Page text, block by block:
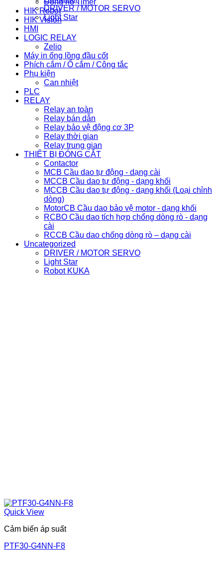
DRIVER / MOTOR SERVO
Light Star
HIK Robot
HIK Vision
HMI
LOGIC RELAY
Zelio
Máy in ống lồng đầu cốt
Phích cắm / Ổ cắm / Công tắc
Phụ kiện
Can nhiệt
PLC
RELAY
Relay an toàn
Relay bán dẫn
Relay bảo vệ động cơ 3P
Relay thời gian
Relay trung gian
THIẾT BỊ ĐÓNG CẮT
Contactor
MCB Cầu dao tự động - dạng cài
MCCB Cầu dao tự động - dạng khối
MCCB Cầu dao tự động - dạng khối (Loại chỉnh
dòng)
MotorCB Cầu dao bảo vệ motor - dạng khối
RCBO Cầu dao tích hợp chống dòng rò - dạng
cài
RCCB Cầu dao chống dòng rò – dạng cài
Uncategorized
DRIVER / MOTOR SERVO
Light Star
Robot KUKA
Quick View
Cảm biến áp suất
PTF30-G4NN-F8